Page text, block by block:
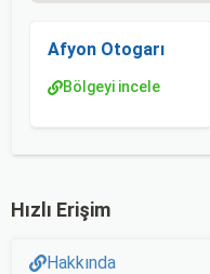
Afyon Otogarı
Bölgeyi incele
Hızlı Erişim
Hakkında